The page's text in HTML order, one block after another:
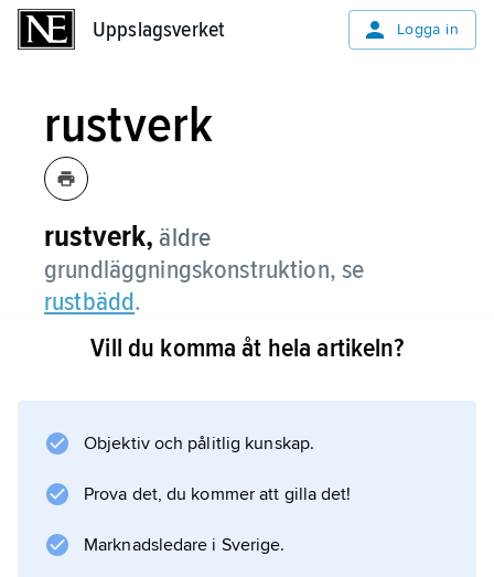
Uppslagsverket Logga in
rustverk
rustverk, äldre
grundläggningskonstruktion, se
rustbädd.
Information om artikeln
Vill du komma åt hela artikeln?
Objektiv och pålitlig kunskap.
Prova det, du kommer att gilla det!
Marknadsledare i Sverige.